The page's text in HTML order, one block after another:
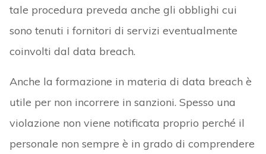
tale procedura preveda anche gli obblighi cui
sono tenuti i fornitori di servizi eventualmente
coinvolti dal data breach.
Anche la formazione in materia di data breach è
utile per non incorrere in sanzioni. Spesso una
violazione non viene notificata proprio perché il
personale non sempre è in grado di comprendere